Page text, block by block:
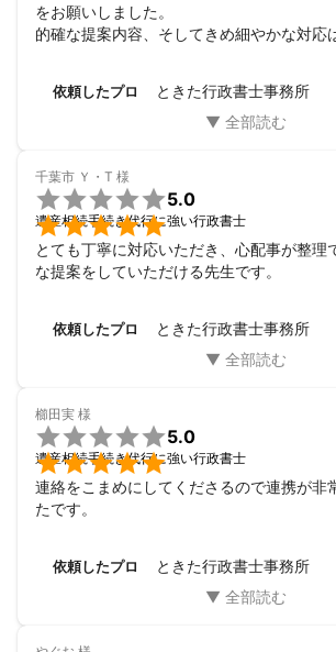
をお願いしました。
的確な提案内容、そしてきめ細やかな対応
依頼したプロ ときた行政書士事務所
千葉市 Ｙ・T 様


5.0
遺産相続手続き代行に強い行政書士
とても丁寧に対応いただき、心配事が整理
な提案をしていただける先生です。
依頼したプロ ときた行政書士事務所
櫛田実 様


5.0
遺産相続手続き代行に強い行政書士
連絡をこまめにしてくださるので連携が非
たです。
依頼したプロ ときた行政書士事務所